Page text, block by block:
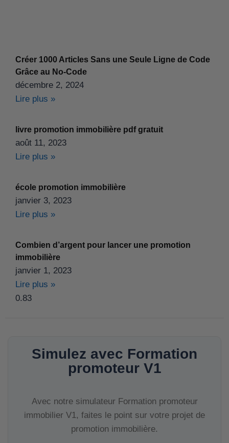
Créer 1000 Articles Sans une Seule Ligne de Code
Grâce au No-Code
décembre 2, 2024
Lire plus »
livre promotion immobilière pdf gratuit
août 11, 2023
Lire plus »
école promotion immobilière
janvier 3, 2023
Lire plus »
Combien d’argent pour lancer une promotion
immobilière
janvier 1, 2023
Lire plus »
Simulez avec Formation
promoteur V1
Avec notre simulateur Formation promoteur
immobilier V1, faites le point sur votre projet de
promotion immobilière.